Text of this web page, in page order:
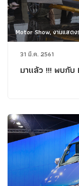
Motor Show, งานแสดง
31 มี.ค. 2561
มาแล้ว !!! พบกับ